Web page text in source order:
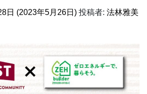
日 (2023年5月26日) 投稿者: 法林雅美